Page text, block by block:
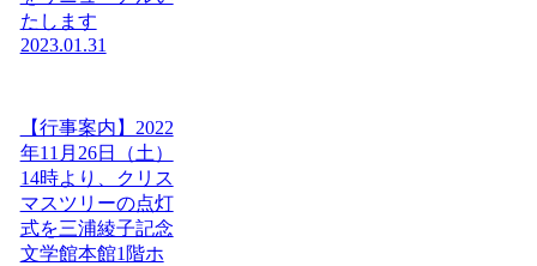
たします
2023.01.31
【行事案内】2022
年11月26日（土）
14時より、クリス
マスツリーの点灯
式を三浦綾子記念
文学館本館1階ホ